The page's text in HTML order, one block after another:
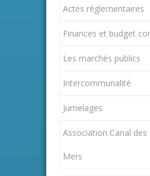
Actes réglementaires
Finances et budget
Les marchés publics
Intercommunalité
Jumelages
Association Canal des
Mers